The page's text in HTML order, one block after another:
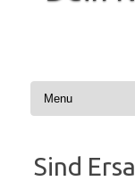
Sind